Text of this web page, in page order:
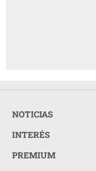
NOTICIAS
INTERÉS
PREMIUM